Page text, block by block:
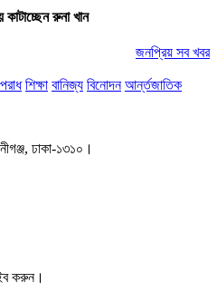
কাটাচ্ছেন রুনা খান
জনপ্রিয় সব খবর
শিক্ষা বানিজ্য বিনোদন আর্ন্তজাতিক
ঢাকা-১৩১০।
করুন।